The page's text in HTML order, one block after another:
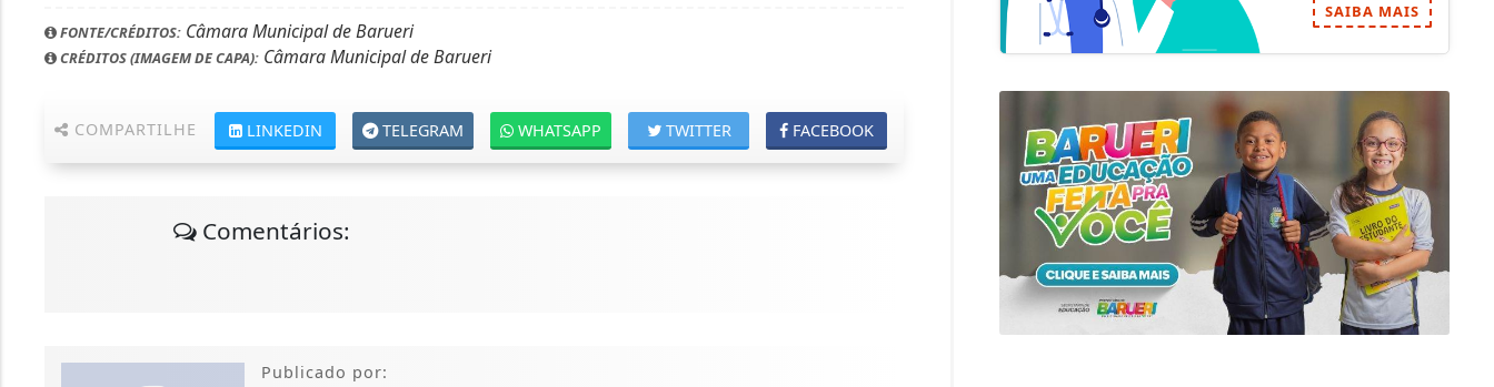
FONTE/CRÉDITOS: Câmara Municipal de Barueri
CRÉDITOS (IMAGEM DE CAPA): Câmara Municipal de Barueri
COMPARTILHE FACEBOOK
TWITTER
WHATSAPP
TELEGRAM
LINKEDIN
Comentários:
Publicado por:
SAIBA MAIS